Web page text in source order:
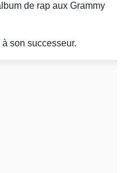
de rap aux Grammy
son successeur.